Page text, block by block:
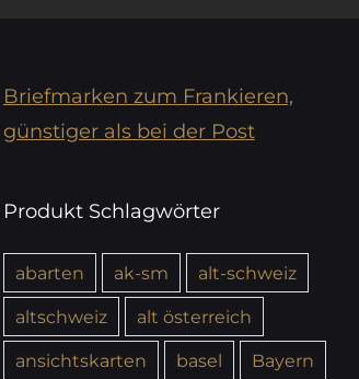
Briefmarken zum Frankieren,
günstiger als bei der Post
Produkt Schlagwörter
abarten ak-sm
alt-schweiz
altschweiz
alt österreich
ansichtskarten
basel
Bayern